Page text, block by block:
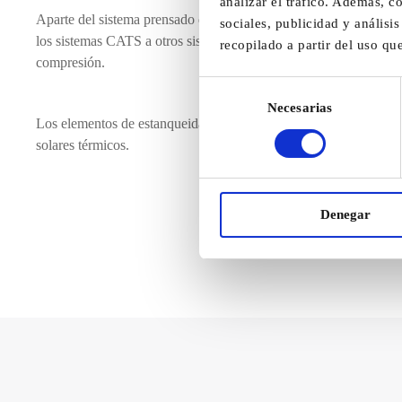
sociales, publicidad y
recopilado a partir del uso
consentimiento
Necesarias
Denegar
Aparte del sistema prensado de unión con la máquina CATS
los sistemas CATS a otros sistemas: Sistema C-Klip que es un
compresión.
Los elementos de estanqueidad (juntas Kingerslin) resistentes a
solares térmicos.
energía solar térmica